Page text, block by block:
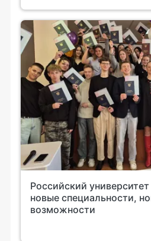
Российский
новые специальности,
возможности